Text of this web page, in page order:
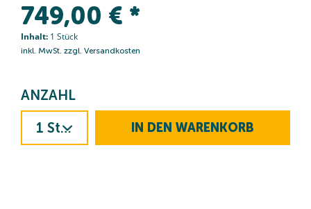
749,00 € *
Inhalt: 1 Stück
inkl. MwSt. zzgl. Versandkosten
IN DEN WARENKORB